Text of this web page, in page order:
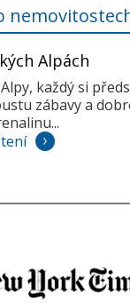
Alpách
každý si
zábavy a